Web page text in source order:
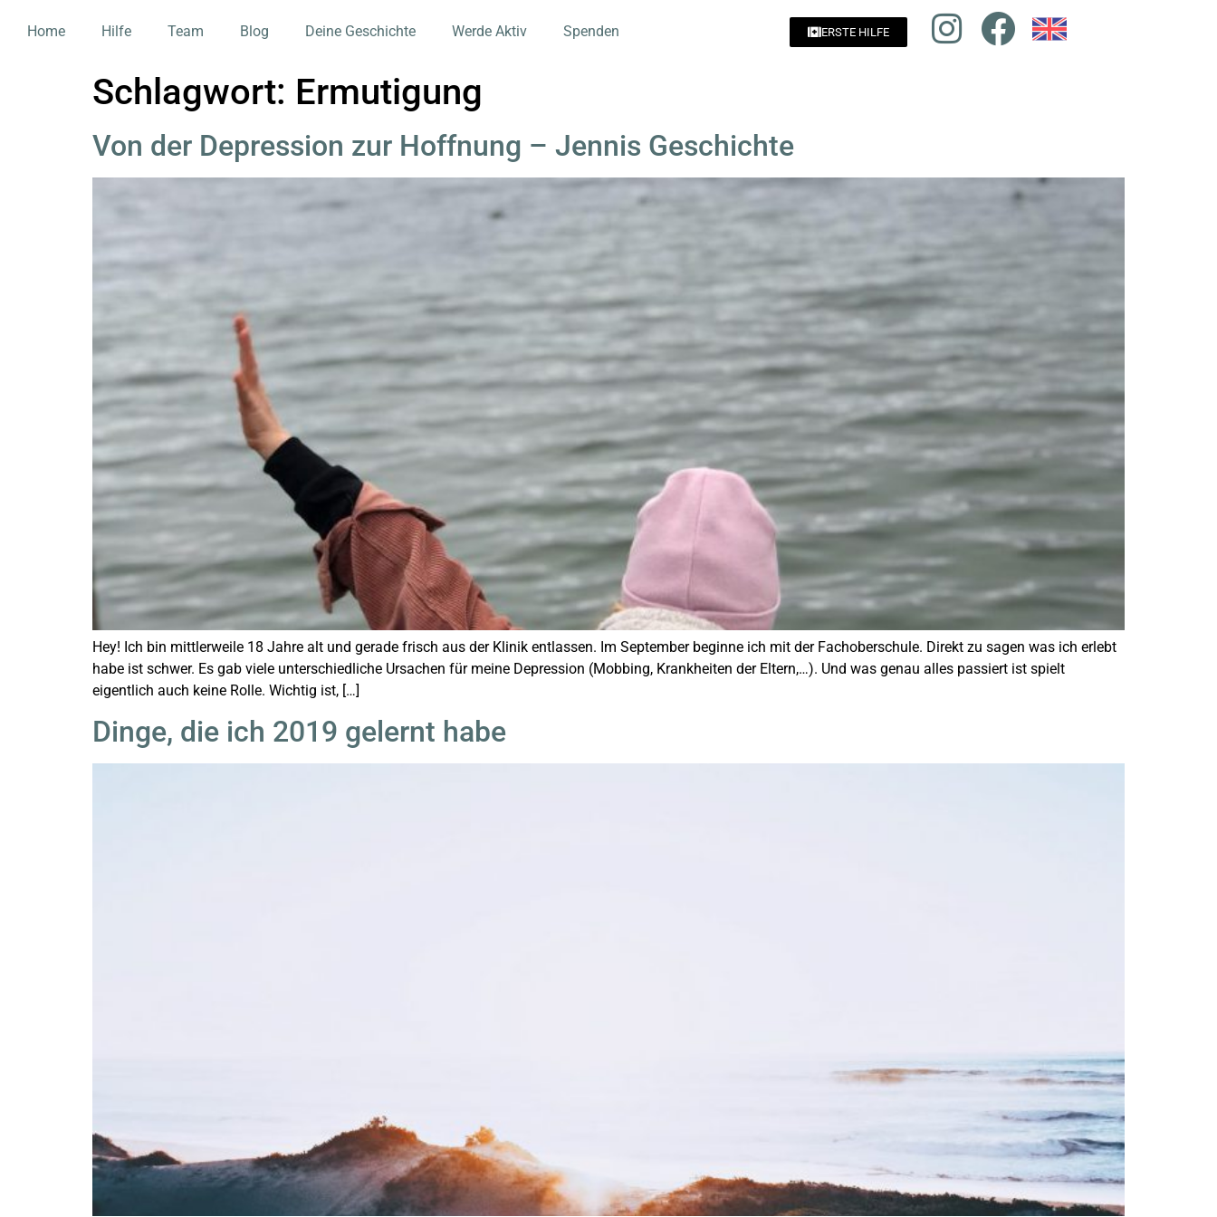
Home Hilfe Team Blog Deine Geschichte Werde Aktiv Spenden ERSTE HILFE
Schlagwort: Ermutigung
Von der Depression zur Hoffnung – Jennis Geschichte
Hey! Ich bin mittlerweile 18 Jahre alt und gerade frisch aus der Klinik entlassen. Im September beginne ich mit der Fachoberschule. Direkt zu sagen was ich erlebt
habe ist schwer. Es gab viele unterschiedliche Ursachen für meine Depression (Mobbing, Krankheiten der Eltern,…). Und was genau alles passiert ist spielt
eigentlich auch keine Rolle. Wichtig ist, […]
Dinge, die ich 2019 gelernt habe